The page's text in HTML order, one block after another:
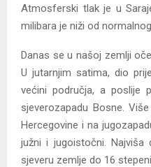
Atmosferski tlak je u
milibara je niži od
Danas se u našoj zemlji
U jutarnjim satima, dio
većini područja, a poslije
sjeverozapadu Bosne.
Hercegovine i na
južni i jugoistočni.
sjeveru zemlje do 16